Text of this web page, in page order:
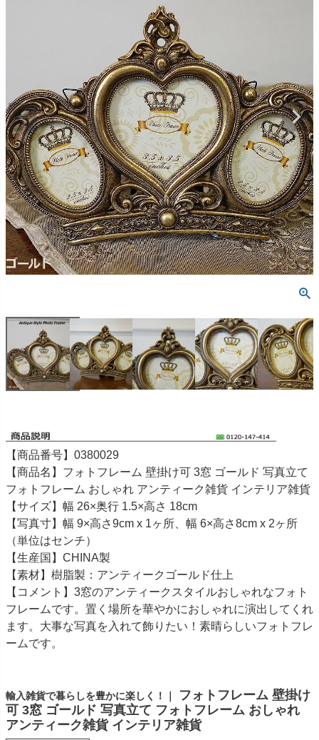
【商品番号】0380029
【商品名】フォトフレーム 壁掛け可 3窓 ゴールド 写真立て
フォトフレーム おしゃれ アンティーク雑貨 インテリア雑貨
【サイズ】幅 26×奥行 1.5×高さ 18cm
【写真寸】幅 9×高さ9cm x 1ヶ所、幅 6×高さ8cm x 2ヶ所
（単位はセンチ）
【生産国】CHINA製
【素材】樹脂製：アンティークゴールド仕上
【コメント】3窓のアンティークスタイルおしゃれなフォト
フレームです。置く場所を華やかにおしゃれに演出してくれ
ます。大事な写真を入れて飾りたい！素晴らしいフォトフレ
ームです。
輸入雑貨で暮らしを豊かに楽しく！｜
フォトフレーム 壁掛け
可 3窓 ゴールド 写真立て フォトフレーム おしゃれ
アンティーク雑貨 インテリア雑貨